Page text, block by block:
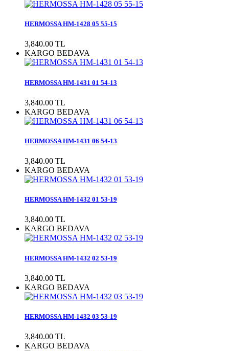
HERMOSSA HM-1428 05 55-15
3,840.00 TL
KARGO BEDAVA
HERMOSSA HM-1431 01 54-13
3,840.00 TL
KARGO BEDAVA
HERMOSSA HM-1431 06 54-13
3,840.00 TL
KARGO BEDAVA
HERMOSSA HM-1432 01 53-19
3,840.00 TL
KARGO BEDAVA
HERMOSSA HM-1432 02 53-19
3,840.00 TL
KARGO BEDAVA
HERMOSSA HM-1432 03 53-19
3,840.00 TL
KARGO BEDAVA